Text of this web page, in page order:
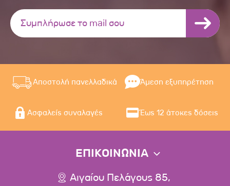
Αποστολή πανελλαδικά Άμεση εξυπηρέτηση
Ασφαλείς συναλαγές Έως 12 άτοκες δόσεις
ΕΠΙΚΟΙΝΩΝΙΑ
Αιγαίου Πελάγους 85,